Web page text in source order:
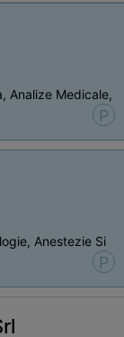
Analize Medicale,
P
Anestezie Si
P